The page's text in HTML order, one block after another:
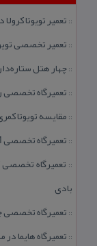
:: تعمیر تویوتا
:: تعمیر تخصصی
::چهار هتل‌ ستاره‌دار
::تعمیرگاه تخصصی رنو داستر
:: مقایسه تویوتا
:: تعمیرگاه تخصصی SWM در مشهد | تعمیر موتور، گیربكس و عیب‌یابی برق
:: تعمیرگاه تخصصی
بادی
::تعمیرگاه تخصصی چری در مشهد |
:: تعمیرگاه هایما